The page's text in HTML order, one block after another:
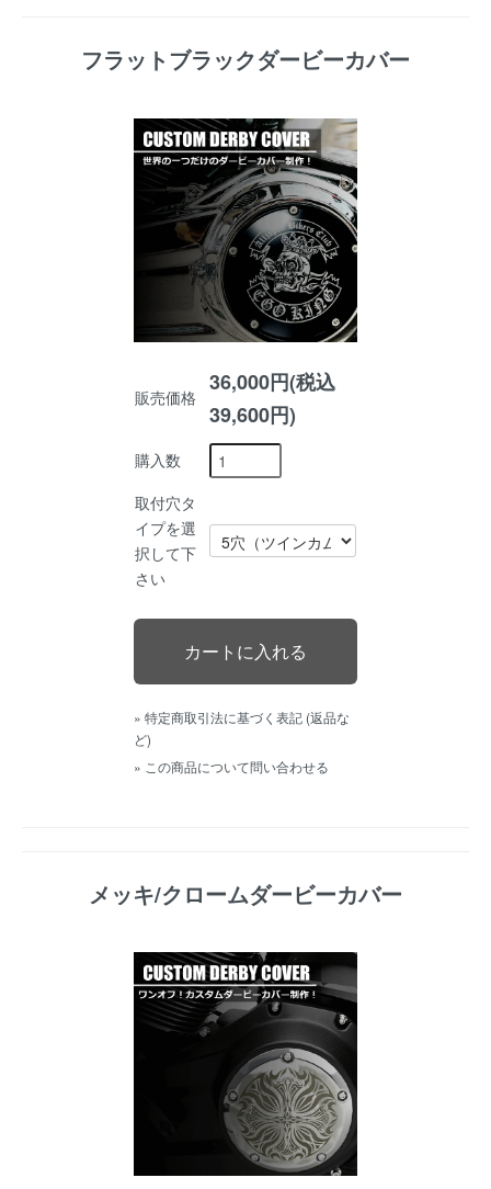
フラットブラックダービーカバー
販売価格
36,000円(税込
39,600円)
購入数
取付穴タ
イプを選
択して下
さい
» 特定商取引法に基づく表記 (返品な
ど)
» この商品について問い合わせる
メッキ/クロームダービーカバー